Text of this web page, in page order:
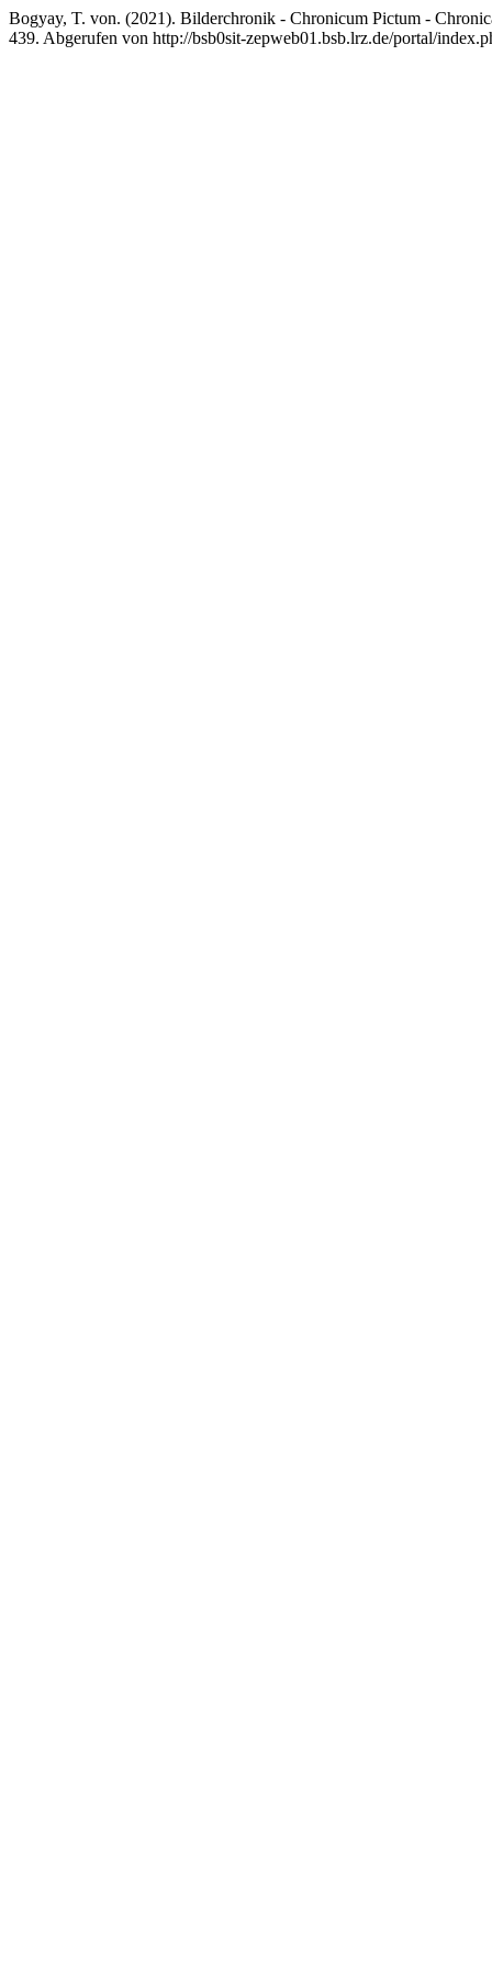
Bogyay, T. von. (2021). Bilderchronik - Chronicum Pictum -
439. Abgerufen von http://bsb0sit-zepweb01.bsb.lrz.de/portal/